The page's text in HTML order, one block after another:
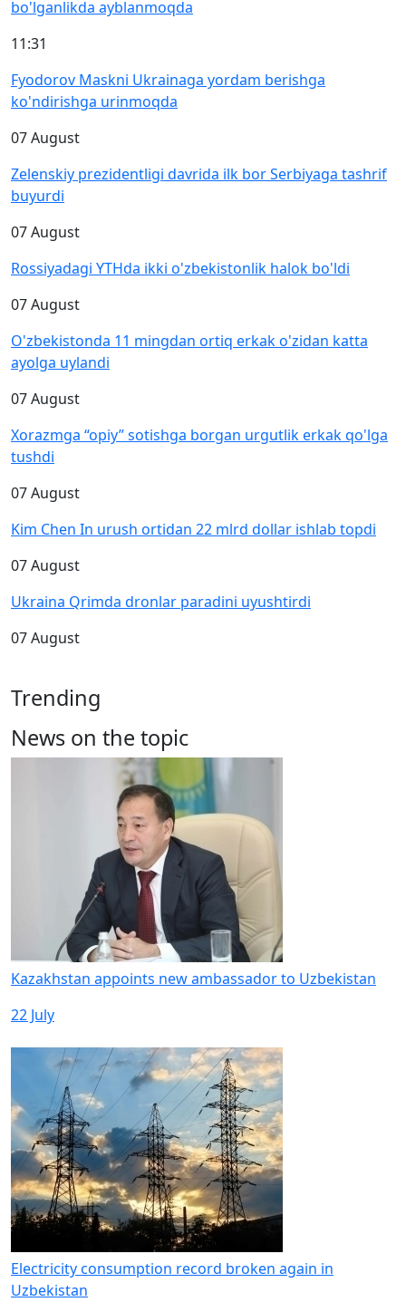
bo'lganlikda ayblanmoqda
11:31
Fyodorov Maskni Ukrainaga yordam berishga
ko'ndirishga urinmoqda
07 August
Zelenskiy prezidentligi davrida ilk bor Serbiyaga tashrif
buyurdi
07 August
Rossiyadagi YTHda ikki o'zbekistonlik halok bo'ldi
07 August
O'zbekistonda 11 mingdan ortiq erkak o'zidan katta
ayolga uylandi
07 August
Xorazmga “opiy” sotishga borgan urgutlik erkak qo'lga
tushdi
07 August
Kim Chen In urush ortidan 22 mlrd dollar ishlab topdi
07 August
Ukraina Qrimda dronlar paradini uyushtirdi
07 August
Trending
News on the topic
Kazakhstan appoints new ambassador to Uzbekistan
22 July
Electricity consumption record broken again in
Uzbekistan